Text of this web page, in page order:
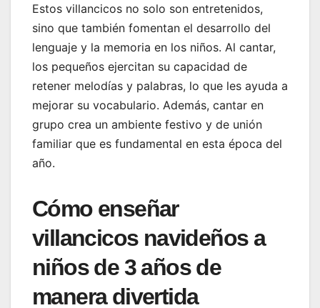
Estos villancicos no solo son entretenidos,
sino que también fomentan el desarrollo del
lenguaje y la memoria en los niños. Al cantar,
los pequeños ejercitan su capacidad de
retener melodías y palabras, lo que les ayuda a
mejorar su vocabulario. Además, cantar en
grupo crea un ambiente festivo y de unión
familiar que es fundamental en esta época del
año.
Cómo enseñar
villancicos navideños a
niños de 3 años de
manera divertida